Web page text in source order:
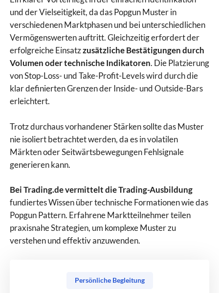
und der Vielseitigkeit, da das Popgun Muster in
verschiedenen Marktphasen und bei unterschiedlichen
Vermögenswerten auftritt. Gleichzeitig erfordert der
erfolgreiche Einsatzzusätzliche Bestätigungen durch
Volumen oder technische Indikatoren. Die Platzierung
von Stop-Loss- und Take-Profit-Levels wird durch die
klar definierten Grenzen der Inside- und Outside-Bars
erleichtert.
Trotz durchaus vorhandener Stärken sollte das Muster
nie isoliert betrachtet werden, da es in volatilen
Märkten oder Seitwärtsbewegungen Fehlsignale
generieren kann.
Bei Trading.de vermittelt die Trading-Ausbildung
fundiertes Wissen über technische Formationen wie das
Popgun Pattern. Erfahrene Marktteilnehmer teilen
praxisnahe Strategien, um komplexe Muster zu
verstehen und effektiv anzuwenden.
Persönliche Begleitung